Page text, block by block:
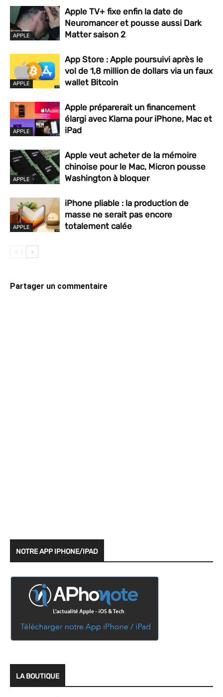
APPLE
Apple TV+ fixe enfin la date de
Neuromancer et pousse aussi Dark
Matter saison 2
APPLE
App Store : Apple poursuivi après le
vol de 1,8 million de dollars via un faux
wallet Bitcoin
APPLE
Apple préparerait un financement
élargi avec Klarna pour iPhone, Mac et
iPad
APPLE
Apple veut acheter de la mémoire
chinoise pour le Mac, Micron pousse
Washington à bloquer
APPLE
iPhone pliable : la production de
masse ne serait pas encore
totalement calée
Partager un commentaire
NOTRE APP IPHONE/IPAD
LA BOUTIQUE